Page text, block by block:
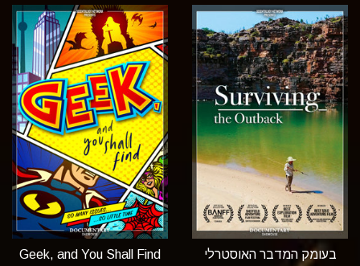
בעומק המדבר האוסטרלי Geek, and You Shall Find